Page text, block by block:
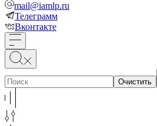
mail@iamlp.ru
Телеграмм
Вконтакте
Очистить